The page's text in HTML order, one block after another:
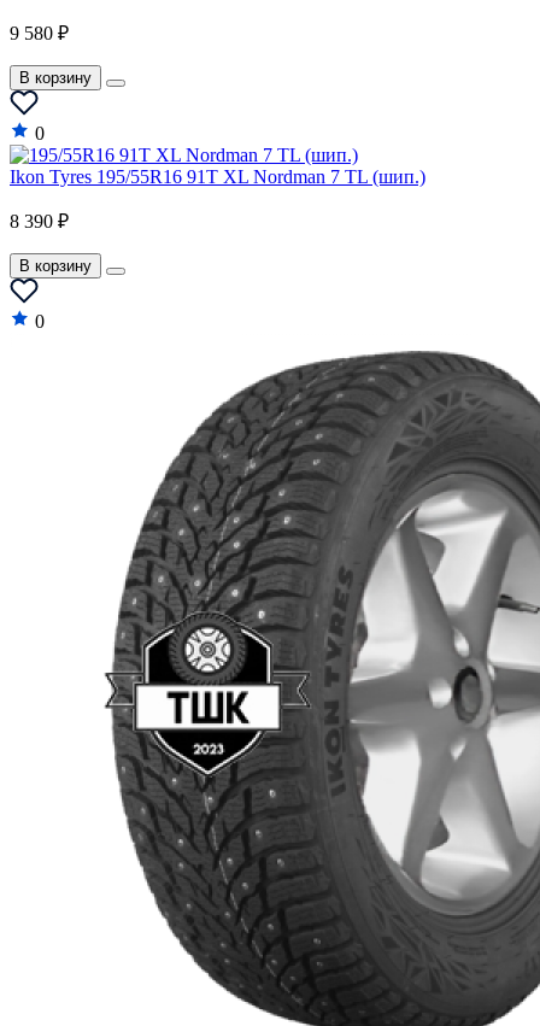
9 580 ₽
В корзину
0
Ikon Tyres 195/55R16 91T XL Nordman 7 TL (шип.)
8 390 ₽
В корзину
0